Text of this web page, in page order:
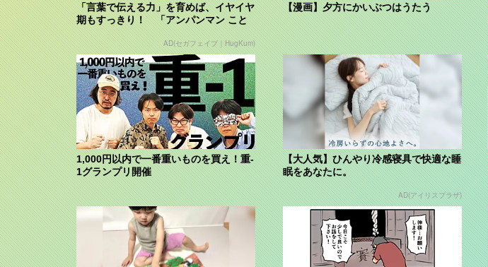
「言葉で伝える力」を育めば、イヤイヤ
期もすっきり！ 「アンパンマン こと
ばずかん...
AD(セガフェイブ｜HugKum)
【漫画】夕方にかいぶつはうたう
1,000円以内で一番重いものを買え！重-
1グランプリ開催
【大人気】ひんやり冷感寝具で快適な睡
眠をあなたに。
AD(アイリスプラザ)